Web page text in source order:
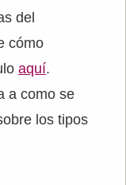
del
cómo
aquí.
a como se
los tipos